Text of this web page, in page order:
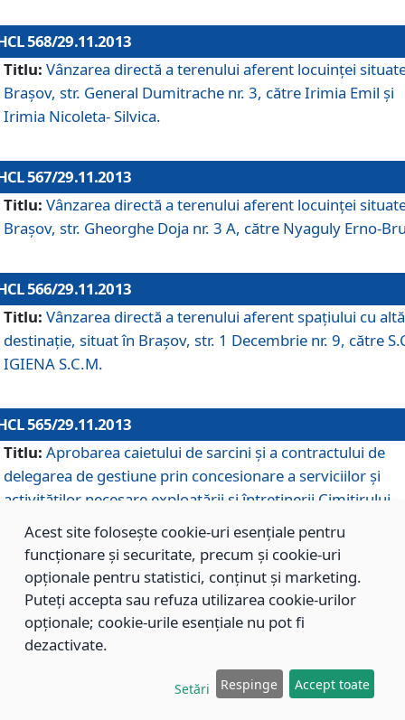
568/29.11.2013
Titlu: Vânzarea directă a terenului aferent locuinţei
Braşov, str. General Dumitrache nr. 3, către Irimia Emil şi
Irimia Nicoleta- Silvica.
567/29.11.2013
Titlu: Vânzarea directă a terenului aferent locuinţei
Braşov, str. Gheorghe Doja nr. 3 A, către Nyaguly Erno-
566/29.11.2013
Titlu: Vânzarea directă a terenului aferent spaţiului cu altă
destinaţie, situat în Braşov, str. 1 Decembrie nr. 9, către
IGIENA S.C.M.
565/29.11.2013
Titlu: Aprobarea caietului de sarcini şi a contractului de
delegarea de gestiune prin concesionare a serviciilor şi
activităţilor necesare exploatării şi întreţinerii Cimitirului
Municipal Braşov situat în str. Dimitrie Anghel nr. 19.
564/29.11.2013
Titlu: Completarea şi modificarea H.C.L. nr. 446/2013,
care s-a aprobat studiul de fundamentare pentru
Acest site folosește cookie-uri esențiale pentru
funcționare și securitate, precum și cookie-uri
opționale pentru statistici, conținut și marketing.
Puteți accepta sau refuza utilizarea cookie-urilor
opționale; cookie-urile esențiale nu pot fi
dezactivate.
Setări Respinge Accept toate